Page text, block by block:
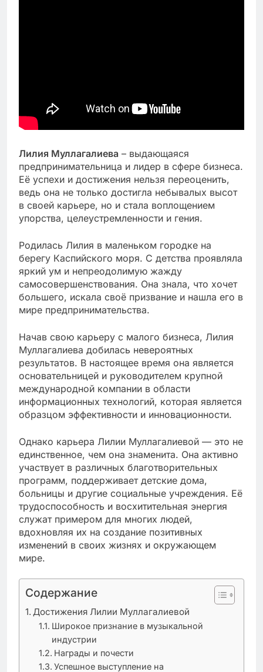
Лилия Муллагалиева – выдающаяся
предпринимательница и лидер в сфере бизнеса.
Её успехи и достижения нельзя переоценить,
ведь она не только достигла небывалых высот
в своей карьере, но и стала воплощением
упорства, целеустремленности и гения.
Родилась Лилия в маленьком городке на
берегу Каспийского моря. С детства проявляла
яркий ум и непреодолимую жажду
самосовершенствования. Она знала, что хочет
большего, искала своё призвание и нашла его в
мире предпринимательства.
Начав свою карьеру с малого бизнеса, Лилия
Муллагалиева добилась невероятных
результатов. В настоящее время она является
основательницей и руководителем крупной
международной компании в области
информационных технологий, которая является
образцом эффективности и инновационности.
Однако карьера Лилии Муллагалиевой — это не
единственное, чем она знаменита. Она активно
участвует в различных благотворительных
программ, поддерживает детские дома,
больницы и другие социальные учреждения. Её
трудоспособность и восхитительная энергия
служат примером для многих людей,
вдохновляя их на создание позитивных
изменений в своих жизнях и окружающем
мире.
Содержание
Достижения Лилии Муллагалиевой
Широкое признание в музыкальной
индустрии
Награды и почести
Успешное выступление на